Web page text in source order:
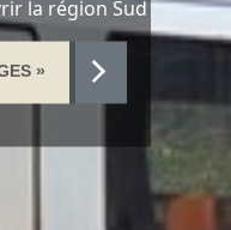
la région Sud
»